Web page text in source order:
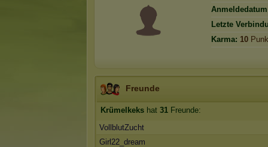
Letzte
Karma: 10
Freunde
Krümelkeks hat 31 Freunde:
VollblutZucht
Girl22_dream